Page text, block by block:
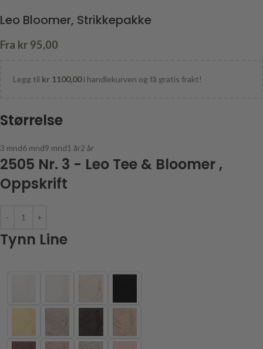
Leo Bloomer, Strikkepakke
Fra kr 95,00
Legg til kr 1100,00i handlekurven og få gratis frakt!
Størrelse
3 mnd6 mnd9 mnd1 år2 år
2505 Nr. 3 - Leo Tee & Bloomer ,
Oppskrift
Tynn Line